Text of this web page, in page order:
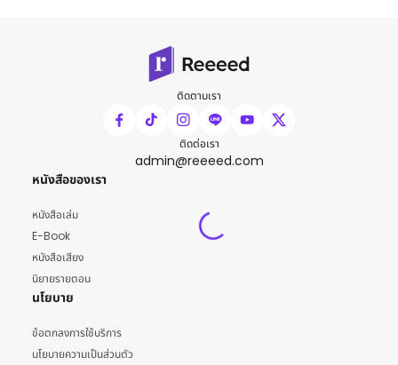
ติดตามเรา
ติดต่อเรา
admin@reeeed.com
หนังสือของเรา
หนังสือเล่ม
E-Book
หนังสือเสียง
นิยายรายตอน
นโยบาย
ข้อตกลงการใช้บริการ
นโยบายความเป็นส่วนตัว